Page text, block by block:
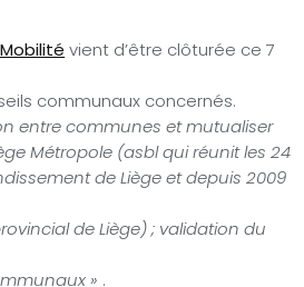
vient d’être clôturée ce 7
communaux concernés.
entre communes et mutualiser
Métropole (asbl qui réunit les 24
de Liège et depuis 2009
de Liège) ; validation du
» .